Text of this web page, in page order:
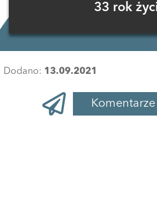
33 rok
Dodano: 13.09.2021
Komentarze